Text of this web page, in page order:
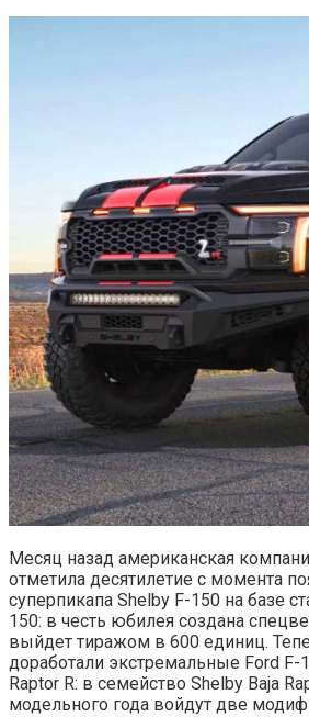
Месяц назад американская
отметила десятилетие с момента
суперпикапа Shelby F-150 на базе
150: в честь юбилея создана
выйдет тиражом в 600 единиц.
доработали экстремальные Ford F-
Raptor R: в семейство Shelby Baja
модельного года войдут две